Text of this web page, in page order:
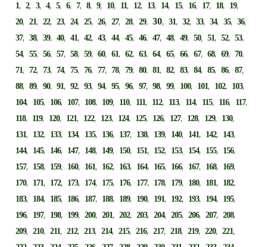
1,2,3,4,5,6,7,8,9, 10, 11, 12, 13, 14, 15, 16, 17, 18, 19,
20,21,22,23,24,25,26,27,28,29,30,31,32,33,34,35,36,
37,38,39,40,41,42,43,44,45,46,47,48,49,50,51,52,53,
54,55,56,57,58,59,60,61,62,63,64,65,66,67,68,69,70,
71,72,73,74,75,76,77,78,79,80,81,82,83,84,85,86,87,
88,89,90,91,92,93,94,95,96,97,98,99, 100, 101, 102, 103,
104, 105, 106, 107, 108, 109, 110, 111, 112, 113, 114, 115, 116, 117,
118, 119, 120, 121, 122, 123, 124, 125, 126, 127, 128, 129, 130,
131, 132, 133, 134, 135, 136, 137, 138, 139, 140, 141, 142, 143,
144, 145, 146, 147, 148, 149, 150, 151, 152, 153, 154, 155, 156,
157, 158, 159, 160, 161, 162, 163, 164, 165, 166, 167, 168, 169,
170, 171, 172, 173, 174, 175, 176, 177, 178, 179, 180, 181, 182,
183, 184, 185, 186, 187, 188, 189, 190, 191, 192, 193, 194, 195,
196, 197, 198, 199,200,201,202,203,204,205,206,207,208,
209,210,211,212,213,214,215,216,217,218,219,220,221,